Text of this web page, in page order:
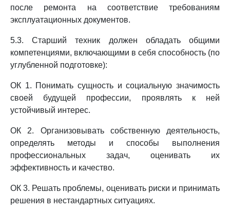
после ремонта на соответствие требованиям
эксплуатационных документов.
5.3. Старший техник должен обладать общими
компетенциями, включающими в себя способность (по
углубленной подготовке):
ОК 1. Понимать сущность и социальную значимость
своей будущей профессии, проявлять к ней
устойчивый интерес.
ОК 2. Организовывать собственную деятельность,
определять методы и способы выполнения
профессиональных задач, оценивать их
эффективность и качество.
ОК 3. Решать проблемы, оценивать риски и принимать
решения в нестандартных ситуациях.